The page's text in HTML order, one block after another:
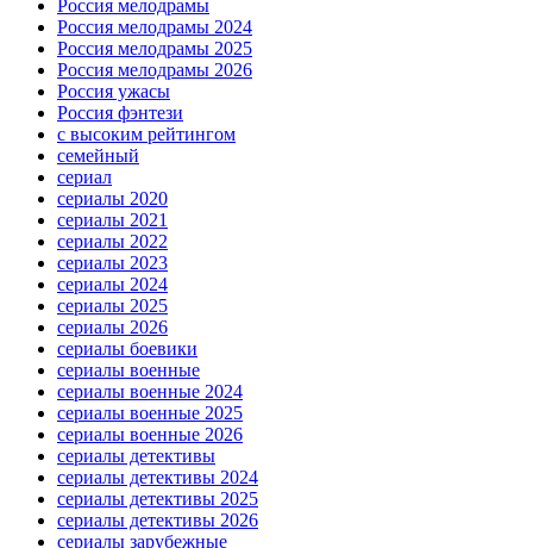
Россия мелодрамы
Россия мелодрамы 2024
Россия мелодрамы 2025
Россия мелодрамы 2026
Россия ужасы
Россия фэнтези
с высоким рейтингом
семейный
сериал
сериалы 2020
сериалы 2021
сериалы 2022
сериалы 2023
сериалы 2024
сериалы 2025
сериалы 2026
сериалы боевики
сериалы военные
сериалы военные 2024
сериалы военные 2025
сериалы военные 2026
сериалы детективы
сериалы детективы 2024
сериалы детективы 2025
сериалы детективы 2026
сериалы зарубежные